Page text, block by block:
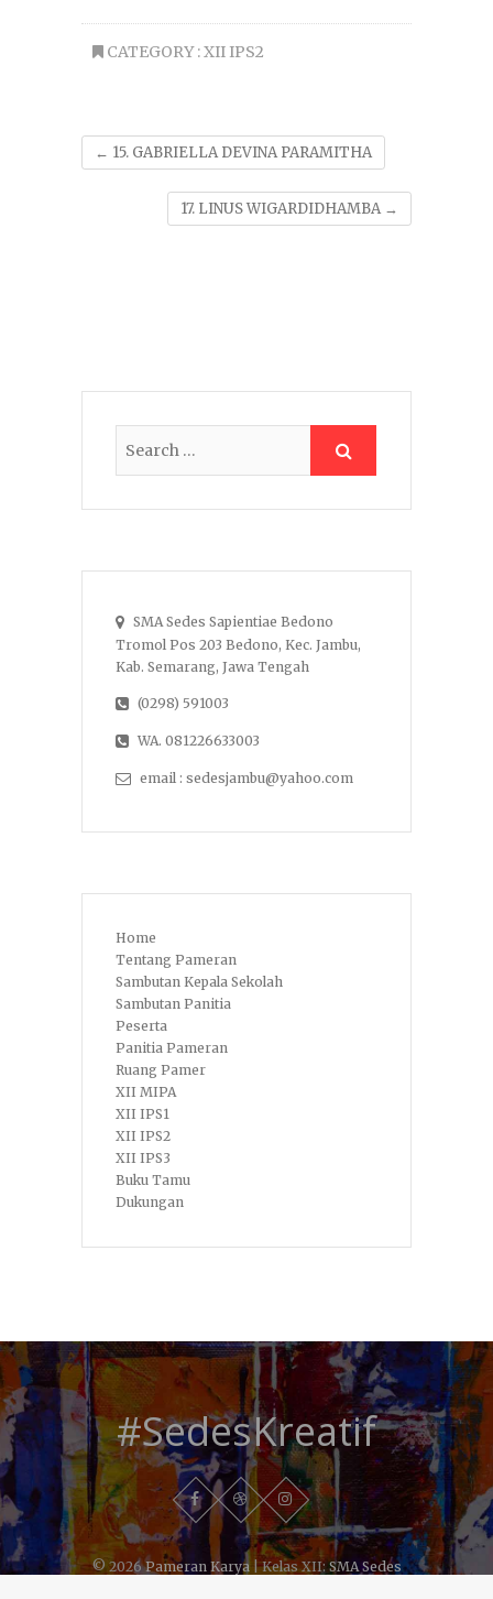
CATEGORY :XII IPS2
← 15. GABRIELLA DEVINA PARAMITHA
17. LINUS WIGARDIDHAMBA →
SMA Sedes Sapientiae Bedono
Tromol Pos 203 Bedono, Kec. Jambu,
Kab. Semarang, Jawa Tengah
(0298) 591003
WA. 081226633003
email : sedesjambu@yahoo.com
Home
Tentang Pameran
Sambutan Kepala Sekolah
Sambutan Panitia
Peserta
Panitia Pameran
Ruang Pamer
XII MIPA
XII IPS1
XII IPS2
XII IPS3
Buku Tamu
Dukungan
#SedesKreatif
© 2026Pameran Karya| Kelas XII:SMA Sedes